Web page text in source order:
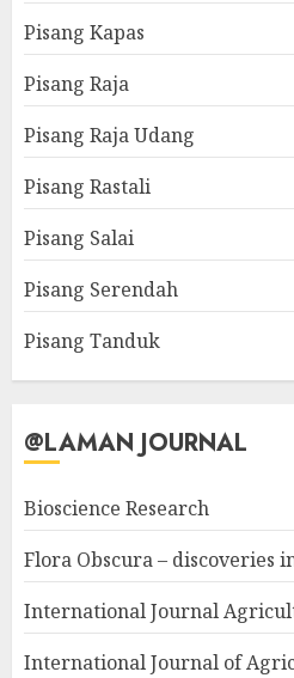
Pisang Kapas
Pisang Raja
Pisang Raja Udang
Pisang Rastali
Pisang Salai
Pisang Serendah
Pisang Tanduk
@LAMAN JOURNAL
Bioscience Research
Flora Obscura – discoveries
International Journal
International Journal of